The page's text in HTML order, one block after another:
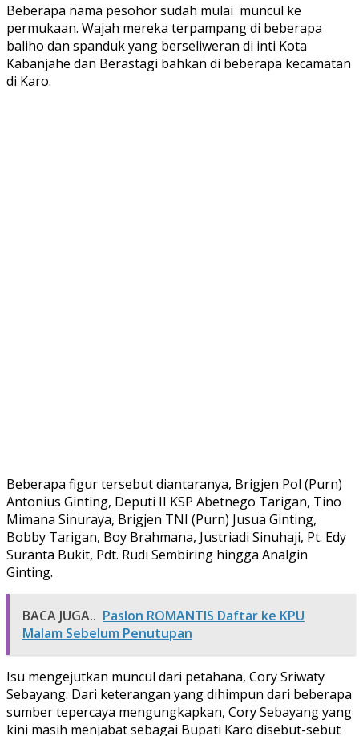
Beberapa nama pesohor sudah mulai muncul ke
permukaan. Wajah mereka terpampang di beberapa
baliho dan spanduk yang berseliweran di inti Kota
Kabanjahe dan Berastagi bahkan di beberapa kecamatan
di Karo.
Beberapa figur tersebut diantaranya, Brigjen Pol (Purn)
Antonius Ginting, Deputi II KSP Abetnego Tarigan, Tino
Mimana Sinuraya, Brigjen TNI (Purn) Jusua Ginting,
Bobby Tarigan, Boy Brahmana, Justriadi Sinuhaji, Pt. Edy
Suranta Bukit, Pdt. Rudi Sembiring hingga Analgin
Ginting.
BACA JUGA.. Paslon ROMANTIS Daftar ke KPU
Malam Sebelum Penutupan
Isu mengejutkan muncul dari petahana, Cory Sriwaty
Sebayang. Dari keterangan yang dihimpun dari beberapa
sumber tepercaya mengungkapkan, Cory Sebayang yang
kini masih menjabat sebagai Bupati Karo disebut-sebut